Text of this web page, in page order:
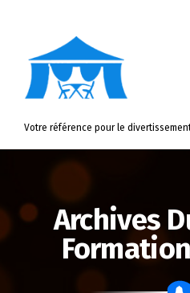
Votre référence pour le
Archives